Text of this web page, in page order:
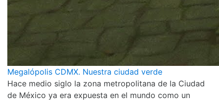
Megalópolis CDMX. Nuestra ciudad verde
Hace medio siglo la zona metropolitana de la Ciudad
de México ya era expuesta en el mundo como un